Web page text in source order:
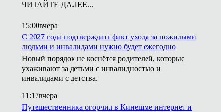
ЧИТАЙТЕ ДАЛЕЕ...
15:00вчера
С 2027 года подтверждать факт ухода за пожилыми
людьми и инвалидами нужно будет ежегодно
Новый порядок не коснётся родителей, которые
ухаживают за детьми с инвалидностью и
инвалидами с детства.
11:17вчера
Путешественника огорчил в Кинешме интернет и